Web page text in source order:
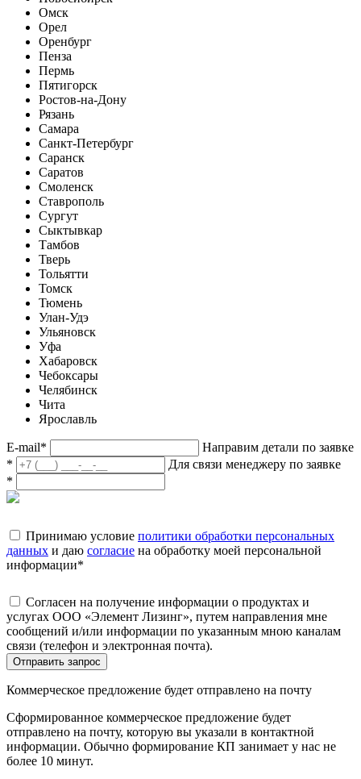
Омск
Орел
Оренбург
Пенза
Пермь
Пятигорск
Ростов-на-Дону
Рязань
Самара
Санкт-Петербург
Саранск
Саратов
Смоленск
Ставрополь
Сургут
Сыктывкар
Тамбов
Тверь
Тольятти
Томск
Тюмень
Улан-Удэ
Ульяновск
Уфа
Хабаровск
Чебоксары
Челябинск
Чита
Ярославль
E-mail*
Направим детали по заявке
*
Для связи менеджеру по заявке
*
Принимаю условие политики обработки персональных
данных и даю согласие на обработку моей персональной
информации*
Согласен на получение информации о продуктах и
услугах ООО «Элемент Лизинг», путем направления мне
сообщений и/или информации по указанным мною каналам
связи (телефон и электронная почта).
Отправить запрос
Коммерческое предложение будет отправлено на почту
Сформированное коммерческое предложение будет
отправлено на почту, которую вы указали в контактной
информации. Обычно формирование КП занимает у нас не
более 10 минут.